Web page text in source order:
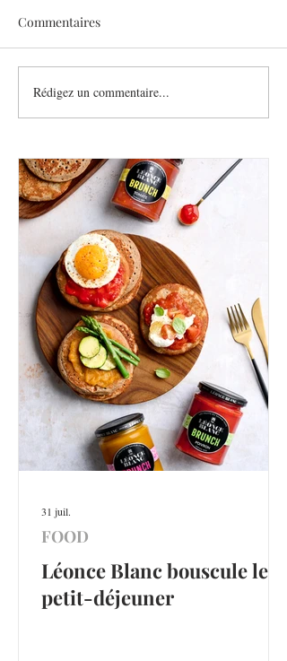
Commentaires
Rédigez un commentaire...
Léonce Blanc bouscule le
petit-déjeuner
FOOD
31 juil.